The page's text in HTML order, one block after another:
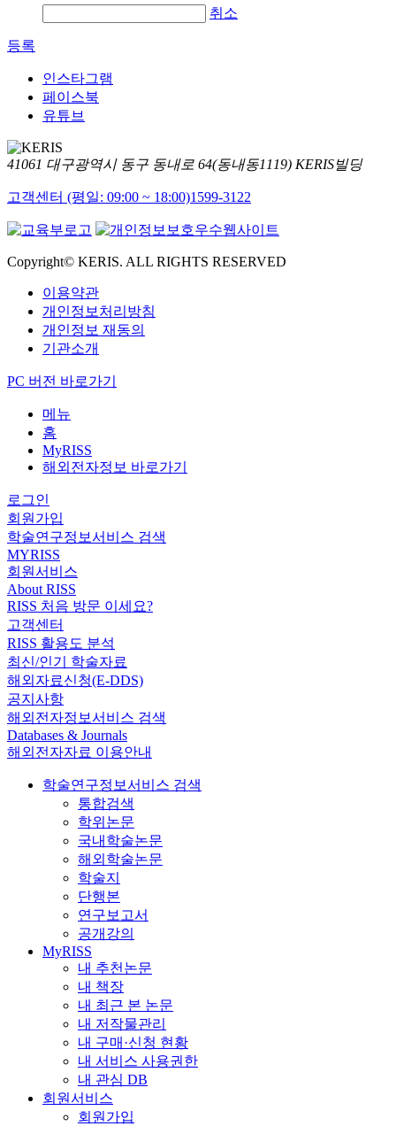
취소
등록
인스타그램
페이스북
유튜브
41061 대구광역시 동구 동내로 64(동내동1119) KERIS빌딩
고객센터 (평일: 09:00 ~ 18:00)1599-3122
Copyright© KERIS. ALL RIGHTS RESERVED
이용약관
개인정보처리방침
개인정보 재동의
기관소개
PC 버전 바로가기
메뉴
홈
MyRISS
해외전자정보 바로가기
로그인
회원가입
학술연구정보서비스 검색
MYRISS
회원서비스
About RISS
RISS 처음 방문 이세요?
고객센터
RISS 활용도 분석
최신/인기 학술자료
해외자료신청(E-DDS)
공지사항
해외전자정보서비스 검색
Databases & Journals
해외전자자료 이용안내
학술연구정보서비스 검색
통합검색
학위논문
국내학술논문
해외학술논문
학술지
단행본
연구보고서
공개강의
MyRISS
내 추천논문
내 책장
내 최근 본 논문
내 저작물관리
내 구매·신청 현황
내 서비스 사용권한
내 관심 DB
회원서비스
회원가입